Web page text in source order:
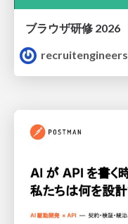
ブラウザ研修 2026
recruitengineers